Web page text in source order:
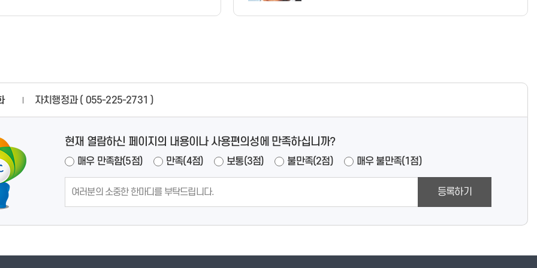
자치행정과 ( 055-225-2731 )
현재 열람하신 페이지의 내용이나 사용편의성에 만족하십니까?
매우 만족함(5점) 만족(4점) 보통(3점) 불만족(2점) 매우 불만족(1점)
등록하기